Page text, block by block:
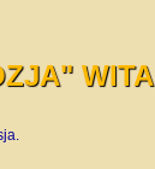
WITA